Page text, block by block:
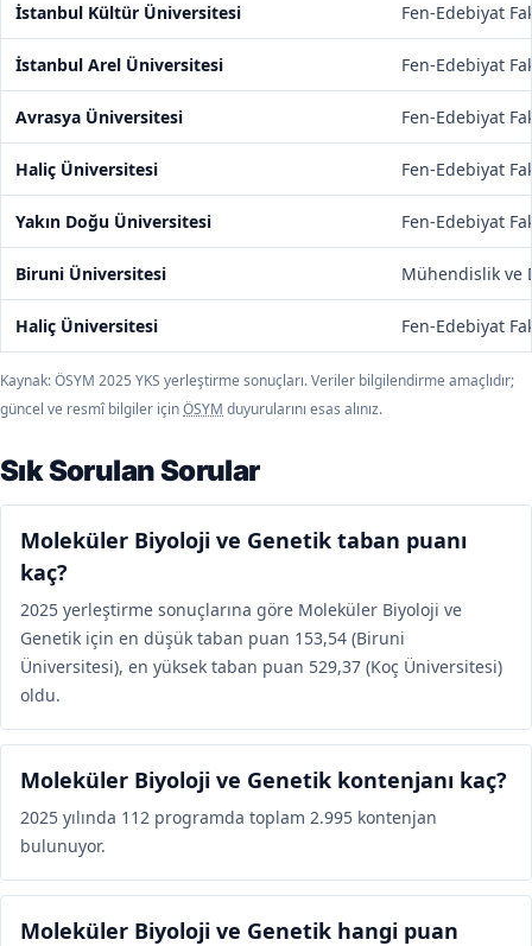
İstanbul Kültür Üniversitesi Fen-Edebiyat
İstanbul Arel Üniversitesi Fen-Edebiyat
Avrasya Üniversitesi Fen-Edebiyat
Haliç Üniversitesi Fen-Edebiyat
Yakın Doğu Üniversitesi Fen-Edebiyat
Biruni Üniversitesi Mühendislik ve
Haliç Üniversitesi Fen-Edebiyat
Kaynak: ÖSYM 2025 YKS yerleştirme sonuçları. Veriler bilgilendirme amaçlıdır;
güncel ve resmî bilgiler içinÖSYM duyurularını esas alınız.
Sık Sorulan Sorular
Moleküler Biyoloji ve Genetik taban puanı
kaç?
2025 yerleştirme sonuçlarına göre Moleküler Biyoloji ve
Genetik için en düşük taban puan 153,54 (Biruni
Üniversitesi), en yüksek taban puan 529,37 (Koç Üniversitesi)
oldu.
Moleküler Biyoloji ve Genetik kontenjanı kaç?
2025 yılında 112 programda toplam 2.995 kontenjan
bulunuyor.
Moleküler Biyoloji ve Genetik hangi puan